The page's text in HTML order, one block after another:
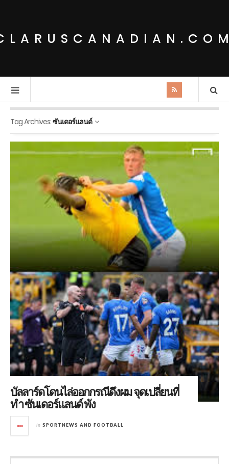
Tag Archives:ซันเดอร์แลนด์
บัลลาร์ดโดนไล่ออกกรณีดึงผม จุดเปลี่ยนที่
ทำ ซันเดอร์แลนด์ พัง
in SPORTNEWS AND FOOTBALL